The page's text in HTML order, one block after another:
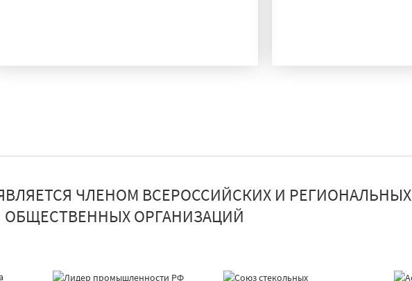
ЧЛЕНОМ ВСЕРОССИЙСКИХ И РЕГИОНАЛЬНЫХ
ОБЩЕСТВЕННЫХ ОРГАНИЗАЦИЙ